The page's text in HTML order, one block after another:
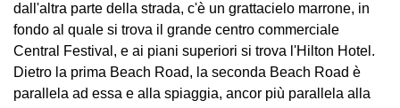
dall'altra parte della strada, c'è un grattacielo marrone, in
fondo al quale si trova il grande centro commerciale
Central Festival, e ai piani superiori si trova l'Hilton Hotel.
Dietro la prima Beach Road, la seconda Beach Road è
parallela ad essa e alla spiaggia, ancor più parallela alla